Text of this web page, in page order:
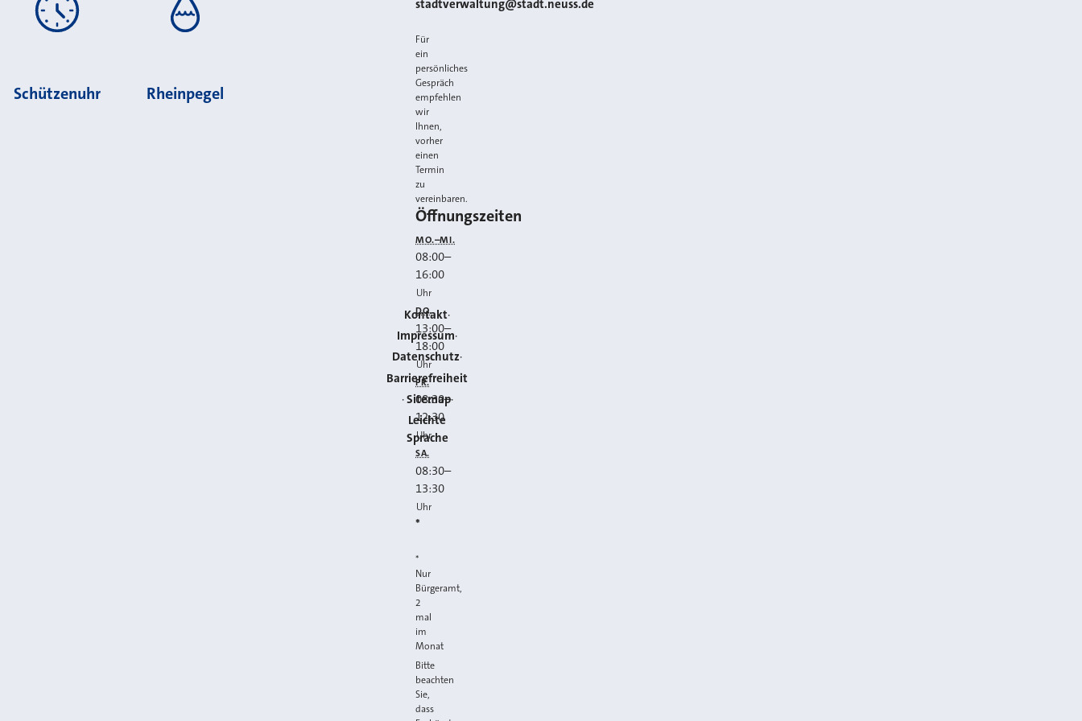
Schützenuhr Rheinpegel
Kontakt
Impressum
Datenschutz
Barrierefreiheit
Sitemap
Leichte
Sprache
stadtverwaltung@stadt.neuss.de
Für
ein
persönliches
Gespräch
empfehlen
wir
Ihnen,
vorher
einen
Termin
zu
vereinbaren.
Öffnungszeiten
MO.–MI.
08:00–
16:00
Uhr
DO.
13:00–
18:00
Uhr
FR.
08:30–
12:30
Uhr
SA.
08:30–
13:30
Uhr
*
*
Nur
Bürgeramt,
2
mal
im
Monat
Bitte
beachten
Sie,
dass